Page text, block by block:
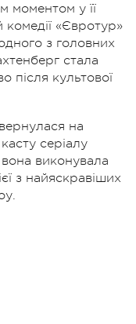
моментом у її
комедії «Євротур»
з головних
стала
після культової
на
серіалу
виконувала
з найяскравіших